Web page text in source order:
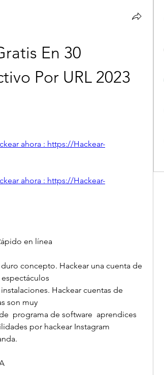
En 30
Por URL 2023
ahora : https://Hackear-
ahora : https://Hackear-
en línea
concepto. Hackear una cuenta de
son muy
por hackear Instagram